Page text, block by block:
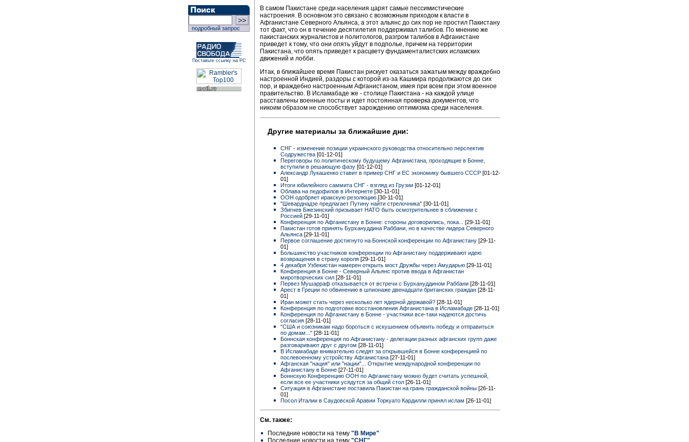
подробный запрос
Поставьте ссылку на РС
В самом Пакистане среди населения царят самые пессимистические
настроения. В основном это связано с возможным приходом к власти в
Афганистане Северного Альянса, а этот альянс до сих пор не простил Пакистану
тот факт, что он в течение десятилетия поддерживал талибов. По мнению же
пакистанских журналистов и политологов, разгром талибов в Афганистане
приведет к тому, что они опять уйдут в подполье, причем на территории
Пакистана, что опять приведет к расцвету фундаменталистских исламских
движений и лобби.
Итак, в ближайшее время Пакистан рискует оказаться зажатым между враждебно
настроенной Индией, раздоры с которой из-за Кашмира продолжаются до сих
пор, и враждебно настроенным Афганистаном, имея при всем при этом военное
правительство. В Исламабаде же - столице Пакистана - на каждой улице
расставлены военные посты и идет постоянная проверка документов, что
никоим образом не способствует зарождению оптимизма среди населения.
Другие материалы за ближайшие дни:
СНГ - изменение позиции украинского руководства относительно перспектив
Содружества [01-12-01]
Переговоры по политическому будущему Афганистана, проходящие в Бонне,
вступили в решающую фазу [01-12-01]
Александр Лукашенко ставит в пример СНГ и ЕС экономику бывшего СССР [01-12-
01]
Итоги юбилейного саммита СНГ - взгляд из Грузии [01-12-01]
Облава на педофилов в Интернете [30-11-01]
ООН одобряет иракскую резолюцию [30-11-01]
"Шеварднадзе предлагает Путину найти стрелочника" [30-11-01]
Збигнев Бжезинский призывает НАТО быть осмотрительнее в сближении с
Россией [29-11-01]
Конференция по Афганистану в Бонне: стороны договорились, пока... [29-11-01]
Пакистан готов принять Бурхануддина Раббани, но в качестве лидера Северного
Альянса [29-11-01]
Первое соглашение достигнуто на Боннской конференции по Афганистану [29-11-
01]
Большинство участников конференции по Афганистану поддерживают идею
возвращения в страну короля [29-11-01]
4 декабря Узбекистан намерен открыть мост Дружбы через Амударью [29-11-01]
Конференция в Бонне - Северный Альянс против ввода в Афганистан
миротворческих сил [28-11-01]
Первез Мушарраф отказывается от встречи с Бурхануддином Раббани [28-11-01]
Арест в Греции по обвинению в шпионаже двенадцати британских граждан [28-11-
01]
Иран может стать через несколько лет ядерной державой? [28-11-01]
Конференция по подготовке восстановления Афганистана в Исламабаде [28-11-01]
Конференция по Афганистану в Бонне - участники все-таки надеются достичь
согласия [28-11-01]
"США и союзникам надо бороться с искушением объявить победу и отправиться
по домам..." [28-11-01]
Боннская конференция по Афганистану - делегации разных афганских групп даже
разговаривают друг с другом [28-11-01]
В Исламабаде внимательно следят за открывшейся в Бонне конференцией по
послевоенному устройству Афганистана [27-11-01]
Афганская "нация" или "нации"... Открытие международной конференции по
Афганистану в Бонне [27-11-01]
Боннскую Конференцию ООН по Афганистану можно будет считать успешной,
если все ее участники усядутся за общий стол [26-11-01]
Ситуация в Афганистане поставила Пакистан на грань гражданской войны [26-11-
01]
Посол Италии в Саудовской Аравии Торкуато Кардилли принял ислам [26-11-01]
См. также:
Последние новости на тему "В Мире"
Последние новости на тему "СНГ"